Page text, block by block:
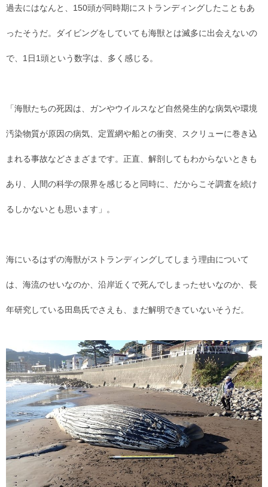
過去にはなんと、150頭が同時期にストランディングしたこともあ
ったそうだ。ダイビングをしていても海獣とは滅多に出会えないの
で、1日1頭という数字は、多く感じる。
「海獣たちの死因は、ガンやウイルスなど自然発生的な病気や環境
汚染物質が原因の病気、定置網や船との衝突、スクリューに巻き込
まれる事故などさまざまです。正直、解剖してもわからないときも
あり、人間の科学の限界を感じると同時に、だからこそ調査を続け
るしかないとも思います」。
海にいるはずの海獣がストランディングしてしまう理由について
は、海流のせいなのか、沿岸近くで死んでしまったせいなのか、長
年研究している田島氏でさえも、まだ解明できていないそうだ。